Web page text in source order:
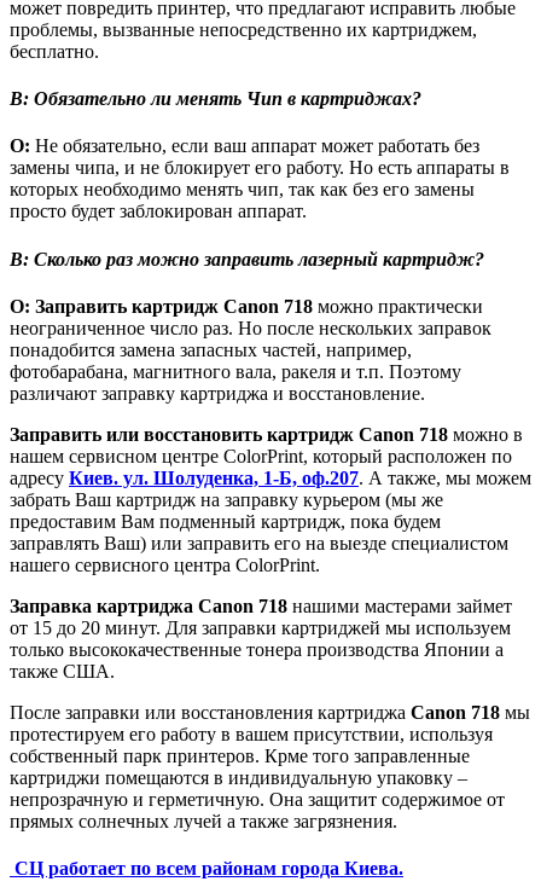
может повредить принтер, что предлагают исправить любые
проблемы, вызванные непосредственно их картриджем,
бесплатно.
В: Обязательно ли менять Чип в картриджах?
О: Не обязательно, если ваш аппарат может работать без
замены чипа, и не блокирует его работу. Но есть аппараты в
которых необходимо менять чип, так как без его замены
просто будет заблокирован аппарат.
В: Сколько раз можно заправить лазерный картридж?
О: Заправить картридж Canon 718 можно практически
неограниченное число раз. Но после нескольких заправок
понадобится замена запасных частей, например,
фотобарабана, магнитного вала, ракеля и т.п. Поэтому
различают заправку картриджа и восстановление.
Заправить или восстановить картридж Canon 718 можно в
нашем сервисном центре ColorPrint, который расположен по
адресу Киев. ул. Шолуденка, 1-Б, оф.207. А также, мы можем
забрать Ваш картридж на заправку курьером (мы же
предоставим Вам подменный картридж, пока будем
заправлять Ваш) или заправить его на выезде специалистом
нашего сервисного центра ColorPrint.
Заправка картриджа Canon 718 нашими мастерами займет
от 15 до 20 минут. Для заправки картриджей мы используем
только высококачественные тонера производства Японии а
также США.
После заправки или восстановления картриджа Canon 718 мы
протестируем его работу в вашем присутствии, используя
собственный парк принтеров. Крме того заправленные
картриджи помещаются в индивидуальную упаковку –
непрозрачную и герметичную. Она защитит содержимое от
прямых солнечных лучей а также загрязнения.
СЦ работает по всем районам города Киева.